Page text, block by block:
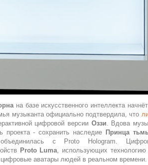
на базе искусственного интеллекта
музыканта официально подтвердила, что
цифровой версии Оззи. Вдова
- сохранить наследие Принца
объединилась с Proto Hologram.
Proto Luma, использующих технологию
аватары людей в реальном времени.